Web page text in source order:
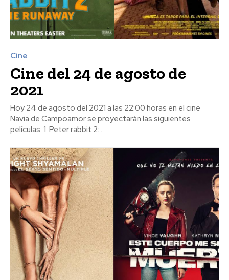
Cine
Cine del 24 de agosto de
2021
Hoy 24 de agosto del 2021 a las 22:00 horas en el cine
Navia de Campoamor se proyectarán las siguientes
películas: 1. Peter rabbit 2:...